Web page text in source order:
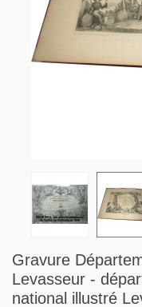
Gravure
Levasseur -
national illustré